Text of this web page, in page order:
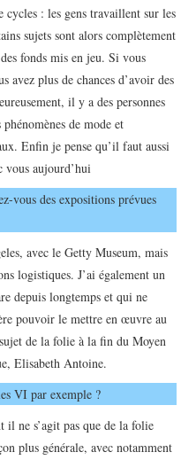
cycles : les gens travaillent sur les
sujets sont alors complètement
fonds mis en jeu. Si vous
avez plus de chances d’avoir des
il y a des personnes
de mode et
Enfin je pense qu’il faut aussi
vous aujourd’hui
vous des expositions prévues
avec le Getty Museum, mais
logistiques. J’ai également un
depuis longtemps et qui ne
pouvoir le mettre en œuvre au
de la folie à la fin du Moyen
Elisabeth Antoine.
VI par exemple ?
il ne s’agit pas que de la folie
plus générale, avec notamment